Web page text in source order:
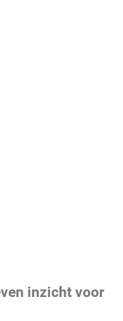
inzicht voor